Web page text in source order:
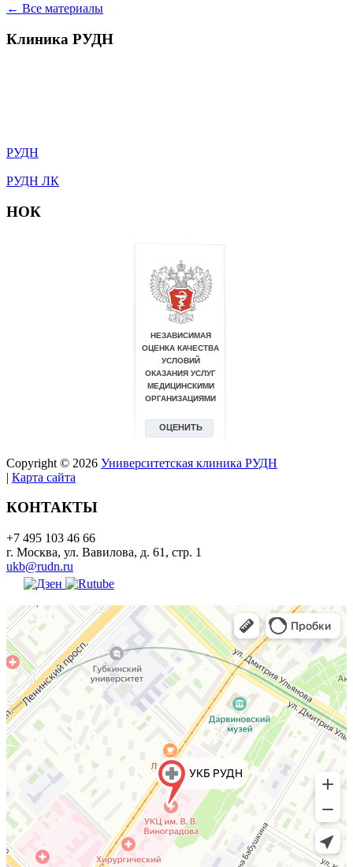
← Все материалы
Клиника РУДН
РУДН
РУДН ЛК
НОК
Copyright © 2026 Университетская клиника РУДН
| Карта сайта
КОНТАКТЫ
+7 495 103 46 66
г. Москва, ул. Вавилова, д. 61, стр. 1
ukb@rudn.ru